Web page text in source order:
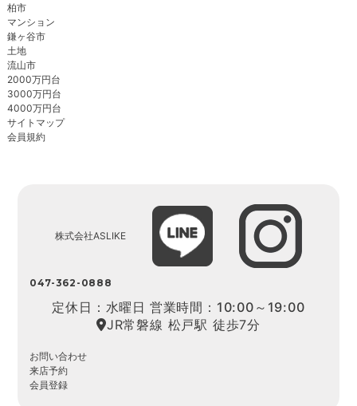
柏市
マンション
鎌ヶ谷市
土地
流山市
2000万円台
3000万円台
4000万円台
サイトマップ
会員規約
株式会社ASLIKE
047-362-0888
定休日：水曜日 営業時間：10:00～19:00
JR常磐線 松戸駅 徒歩7分
お問い合わせ
来店予約
会員登録